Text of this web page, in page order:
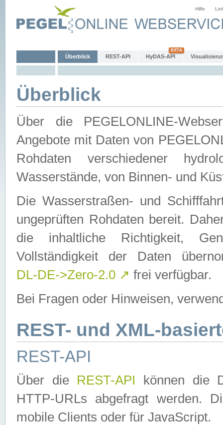
Hilfe
Überblick REST-API HyDAS-API
Überblick
Über die PEGELONLINE-
Angebote mit Daten von
Rohdaten verschiedener
Wasserstände, von Binnen- und
Die Wasserstraßen- und
ungeprüften Rohdaten bereit.
die inhaltliche Richtigkeit,
Vollständigkeit der Daten
DL-DE->Zero-2.0 ↗ frei verfügbar.
Bei Fragen oder Hinweisen,
REST- und XML-
REST-API
Über die REST-API können die
HTTP-URLs abgefragt werden.
mobile Clients oder für JavaScript.